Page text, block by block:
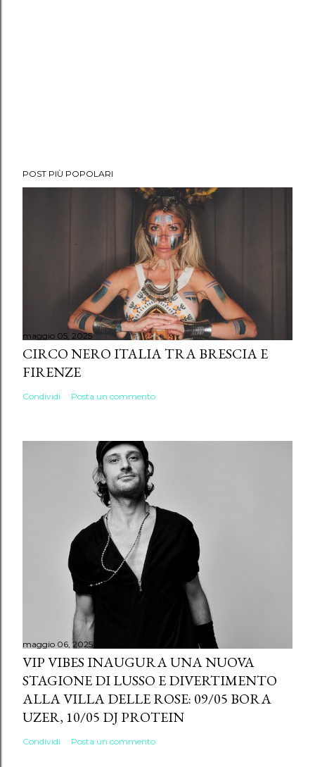
POST PIÙ POPOLARI
maggio 05, 2025
CIRCO NERO ITALIA TRA BRESCIA E
FIRENZE
Condividi Posta un commento
maggio 06, 2025
VIP VIBES INAUGURA UNA NUOVA
STAGIONE DI LUSSO E DIVERTIMENTO
ALLA VILLA DELLE ROSE: 09/05 BORA
UZER, 10/05 DJ PROTEIN
Condividi Posta un commento